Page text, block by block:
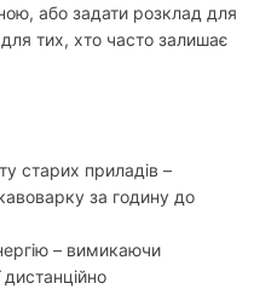
або задати розклад для
тих, хто часто залишає
старих приладів –
за годину до
– вимикаючи
дистанційно